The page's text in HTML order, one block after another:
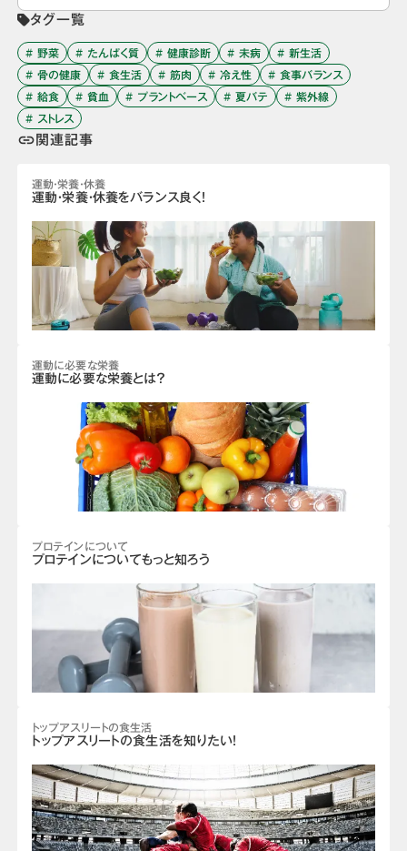
タグ一覧
# 野菜 # たんぱく質 # 健康診断 # 未病
# 新生活
# 骨の健康
# 食生活 # 筋肉 # 冷え性
# 食事バランス
# 給食
# 貧血 # プラントベース # 夏バテ
# 紫外線
# ストレス
link関連記事
運動・栄養・休養
運動・栄養・休養をバランス良く！
運動に必要な栄養
運動に必要な栄養とは？
プロテインについて
プロテインについてもっと知ろう
トップアスリートの食生活
トップアスリートの食生活を知りたい！